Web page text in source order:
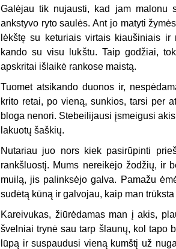
Galėjau tik nujausti, kad jam malonu
ankstyvo ryto saulės. Ant jo matyti
lėkštę su keturiais virtais kiaušiniais
kando su visu lukštu. Taip godžiai,
apskritai išlaikė rankose maistą.
Tuomet atsikando duonos ir,
krito retai, po vieną, sunkios, tarsi per
bloga nenori. Stebeilijausi įsmeigusi
lakuotų šaškių.
Nutariau juo nors kiek pasirūpinti
rankšluostį. Mums nereikėjo žodžių, ir
muilą, jis palinksėjo galva. Pamažu
sudėtą kūną ir galvojau, kaip man
Kareivukas, žiūrėdamas man į akis,
švelniai trynė sau tarp šlaunų, kol tapo
lūpą ir suspaudusi vieną kumštį už